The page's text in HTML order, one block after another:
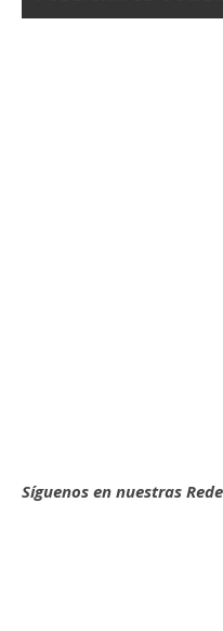
Síguenos en nuestras